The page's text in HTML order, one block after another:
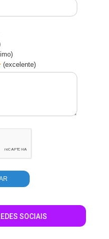
(excelente)
SOCIAIS